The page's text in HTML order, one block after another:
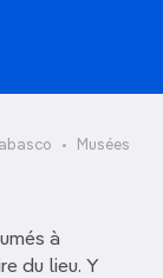
Musées
à
du lieu. Y